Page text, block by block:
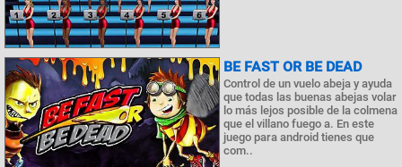
BE FAST OR BE DEAD
Control de un vuelo abeja y ayuda
que todas las buenas abejas volar
lo más lejos posible de la colmena
que el villano fuego a. En este
juego para android tienes que
com..